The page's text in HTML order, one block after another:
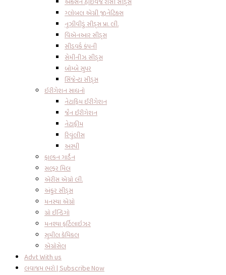
ગ્લોબલ એગ્રી જીનેટિક્સ
નુઝીવીડું સીડ્સ પ્રા. લી.
વિએનઆર સીડ્સ
સીડવર્ક કંપની
સેમીનીઝ સીડ્સ
બોમ્બે સુપર
સિંજેન્ટા સીડ્સ
ઇરીગેશન સાધનો
નેટાફિમ ઈરીગેશન
જૈન ઈરીગેશન
નેટાફીમ
રિવુંલીસ
અસ્પી
ફાલ્કન ગાર્ડેન
સલ્ફર મિલ
એરીસ એગ્રો લી.
અંકુર સીડ્સ
મનસ્યા એગ્રો
ગ્રો ઈન્ડિગો
મનશ્યા ફર્ટિલાઇઝર
સુમીલ કેમિકલ
એગ્રોસેલ
Advt With us
લવાજમ ભરો | Subscribe Now